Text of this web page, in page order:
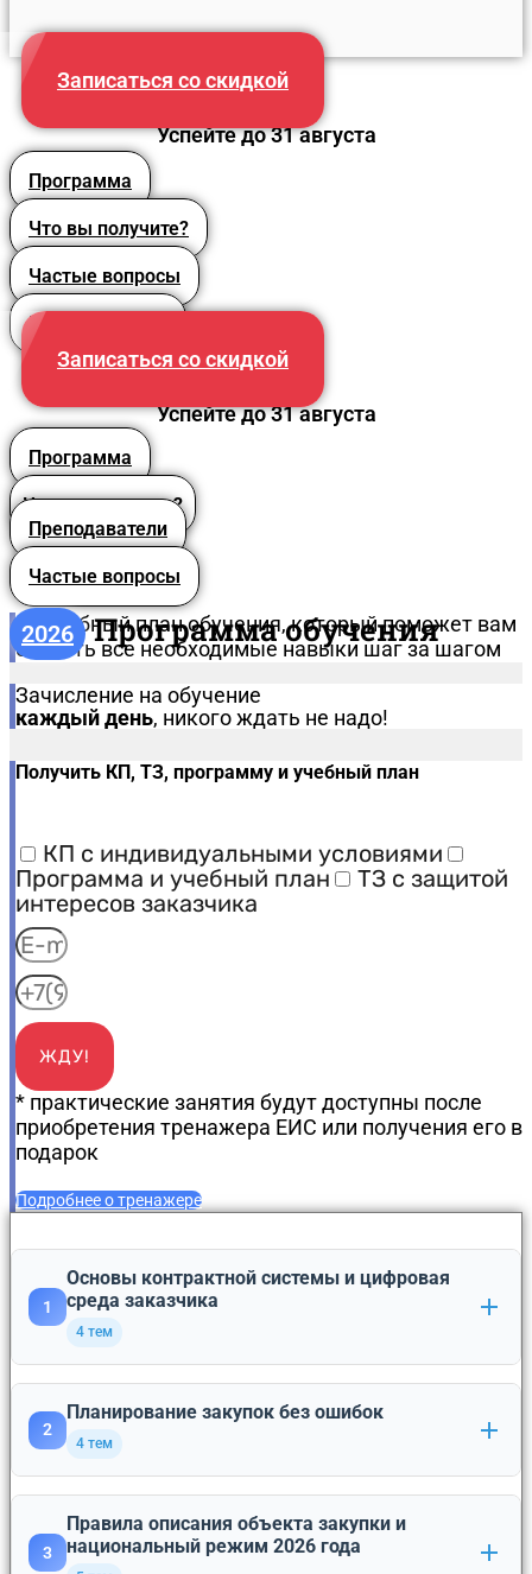
Записаться со скидкой
Успейте до 31 августа
Программа
Что вы получите?
Частые вопросы
Преподаватели
Записаться со скидкой
Успейте до 31 августа
Программа
Что вы получите?
Преподаватели
Частые вопросы
Программа обучения
2026
Подробный план обучения, который поможет вам
освоить все необходимые навыки шаг за шагом
Зачисление на обучение
каждый день, никого ждать не надо!
Получить КП, ТЗ, программу и учебный план
КП с индивидуальными условиями
Программа и учебный план
ТЗ с защитой
интересов заказчика
ЖДУ!
* практические занятия будут доступны после
приобретения тренажера ЕИС или получения его в
подарок
Подробнее о тренажере
1
Основы контрактной системы и цифровая
среда заказчика
4 тем
1
Сфера действия 44-ФЗ, виды заказчиков, принцип
2
Единая информационная система (ЕИС): личный
Реестр контрактов, реестр недобросовестных
2
Планирование закупок без ошибок
4 тем
1
План-график закупок: порядок формирования,
идентификационный код закупки (ИКЗ), -основания
для внесения изменений.
3
Правила описания объекта закупки и
национальный режим 2026 года